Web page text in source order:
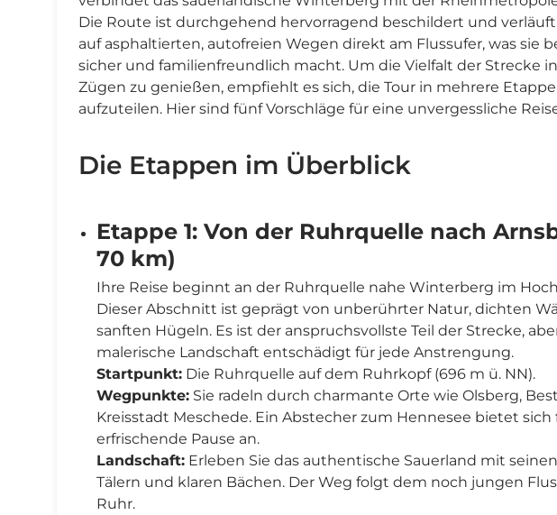
Die Route ist durchgehend hervorragend beschildert und
auf asphaltierten, autofreien Wegen direkt am Flussufer, was sie
sicher und familienfreundlich macht. Um die Vielfalt der Strecke
Zügen zu genießen, empfiehlt es sich, die Tour in mehrere
aufzuteilen. Hier sind fünf Vorschläge für eine unvergessliche
Die Etappen im Überblick
Etappe 1: Von der Ruhrquelle nach
70 km)
Ihre Reise beginnt an der Ruhrquelle nahe Winterberg im
Dieser Abschnitt ist geprägt von unberührter Natur, dichten
sanften Hügeln. Es ist der anspruchsvollste Teil der Strecke,
malerische Landschaft entschädigt für jede Anstrengung.
Startpunkt: Die Ruhrquelle auf dem Ruhrkopf (696 m ü. NN).
Wegpunkte: Sie radeln durch charmante Orte wie Olsberg,
Kreisstadt Meschede. Ein Abstecher zum Hennesee bietet sich
erfrischende Pause an.
Landschaft: Erleben Sie das authentische Sauerland mit
Tälern und klaren Bächen. Der Weg folgt dem noch jungen
Ruhr.